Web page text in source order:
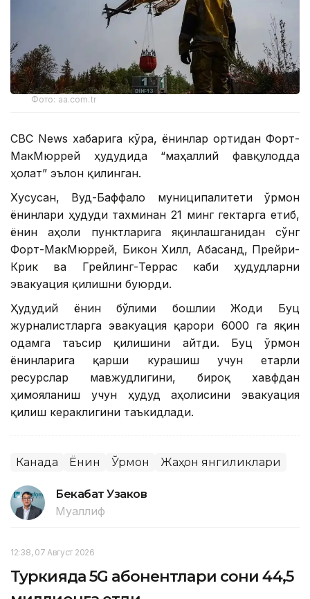
Фото: aa.com.tr
CBC News хабарига кўра, ёнғинлар ортидан Форт-
МакМюррей ҳудудида “маҳаллий фавқулодда
ҳолат” эълон қилинган.
Хусусан, Вуд-Баффало муниципалитети ўрмон
ёнғинлари ҳудуди тахминан 21 минг гектарга етиб,
ёнғин аҳоли пунктларига яқинлашганидан сўнг
Форт-МакМюррей, Бикон Хилл, Абасанд, Прейри-
Крик ва Грейлинг-Террас каби ҳудудларни
эвакуация қилишни буюрди.
Ҳудудий ёнғин бўлими бошлиғи Жоди Буц
журналистларга эвакуация қарори 6000 га яқин
одамга таъсир қилишини айтди. Буц ўрмон
ёнғинларига қарши курашиш учун етарли
ресурслар мавжудлигини, бироқ хавфдан
ҳимояланиш учун ҳудуд аҳолисини эвакуация
қилиш кераклигини таъкидлади.
Канада Ёнғин Ўрмон Жаҳон янгиликлари
Бекабат Узаков
Муаллиф
12:38, 07 Август 2026
Туркияда 5G абонентлари сони 44,5